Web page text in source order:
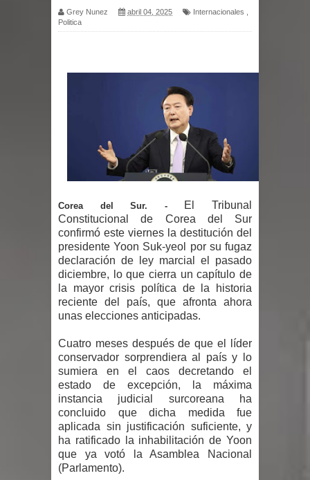
nuevas autoridades
El expresidente peruano Ollanta
Humala queda en libertad tras la
anulación de condena de 15 años por
lavado
DIGEIG y Liga Municipal Dominicana
impulsan nuevas metas de
transparencia a través SISMAP
municipal
La Fiscalía de Bolivia ordena la
detención del expresidente Evo
Morales
Calor extremo para este jueves en
Grey Nunez abril 04, 2025 Internacionales
Politica
Corea del Sur. -
El Tribunal
Constitucional de Corea del Sur
confirmó este viernes la destitución del
presidente Yoon Suk-yeol por su fugaz
declaración de ley marcial el pasado
diciembre, lo que cierra un capítulo de
la mayor crisis política de la historia
reciente del país, que afronta ahora
unas elecciones anticipadas.
Cuatro meses después de que el líder
conservador sorprendiera al país y lo
sumiera en el caos decretando el
estado de excepción, la máxima
instancia judicial surcoreana ha
concluido que dicha medida fue
aplicada sin justificación suficiente, y
ha ratificado la inhabilitación de Yoon
que ya votó la Asamblea Nacional
(Parlamento).